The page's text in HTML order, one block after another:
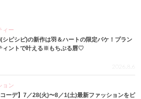
ィー
ピシピ)の新作は羽＆ハートの限定パケ！プラン
ィントで叶える※もちぷる唇♡
2026.8.6
ョン
コーデ】7／28(火)〜8／1(土)最新ファッションをピ